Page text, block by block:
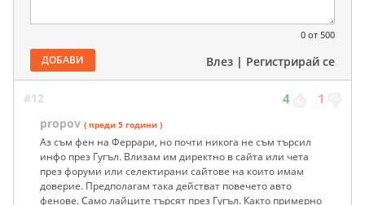
0 от 500
ДОБАВИ Влез | Регистрирай се
#12 4 1
propov ( преди 5 години )
Аз съм фен на Феррари, но почти никога не съм търсил
инфо през Гугъл. Влизам им директно в сайта или чета
през форуми или селектирани сайтове на които имам
доверие. Предполагам така действат повечето авто
фенове. Само лайците търсят през Гугъл. Както примерно